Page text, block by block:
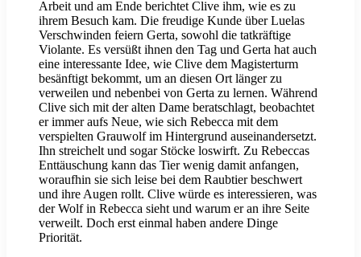
Arbeit und am Ende berichtet Clive ihm, wie es zu
ihrem Besuch kam. Die freudige Kunde über Luelas
Verschwinden feiern Gerta, sowohl die tatkräftige
Violante. Es versüßt ihnen den Tag und Gerta hat auch
eine interessante Idee, wie Clive dem Magisterturm
besänftigt bekommt, um an diesen Ort länger zu
verweilen und nebenbei von Gerta zu lernen. Während
Clive sich mit der alten Dame beratschlagt, beobachtet
er immer aufs Neue, wie sich Rebecca mit dem
verspielten Grauwolf im Hintergrund auseinandersetzt.
Ihn streichelt und sogar Stöcke loswirft. Zu Rebeccas
Enttäuschung kann das Tier wenig damit anfangen,
woraufhin sie sich leise bei dem Raubtier beschwert
und ihre Augen rollt. Clive würde es interessieren, was
der Wolf in Rebecca sieht und warum er an ihre Seite
verweilt. Doch erst einmal haben andere Dinge
Priorität.